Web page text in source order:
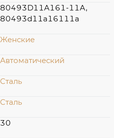
80493D11A161-11A,
80493d11a16111a
Женские
Автоматический
Сталь
Сталь
30